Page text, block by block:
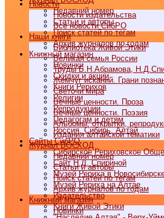
Недавний номер
Статьи и авторы
Поиск статей по тегам
Архив журналов по годам
Книжный магазин
Новинки
Скидки и акции
Книги Рерихов
Религии
Репродукции
Педагогам и детям
Россия, Сибирь, Алтай
Cайты СибРО
Сибирское Рериховское
Сайт Н.Д. Спириной
Музей Рериха в
Музей Рериха на Алтае
Издательство
Книги Живой Этики
Новости
Новости издательства
Все новости СибРО
Наши книги
Библиотека Живой Этики
Великая семья России
Труды Б.Н.Абрамова,
Жемчуг исканий. Грани
Светочи мира
Вечные ценности. Проза
Вечные ценности. Поэзия
Альбомы, открытки,
Издания алтайской тематики
Журнал ВОСХОД
Недавний номер
Статьи и авторы
Поиск статей по тегам
Архив журналов по годам
Книжный магазин
Новинки